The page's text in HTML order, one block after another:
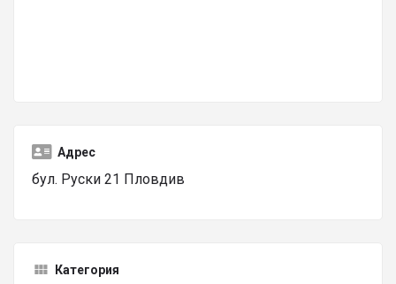
Адрес
бул. Руски 21 Пловдив
Категория